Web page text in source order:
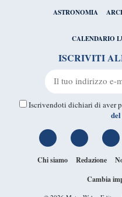
ASTRONOMIA
CALENDARIO
ISCRIVITI
Iscrivendoti dichiari di aver
Chi siamo Redazione
Cambia